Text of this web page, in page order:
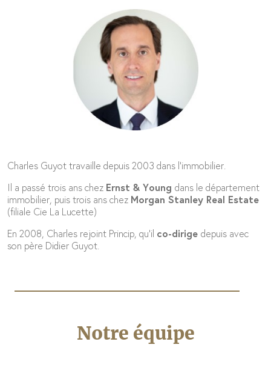
Charles Guyot travaille depuis 2003 dans l’immobilier.
Il a passé trois ans chez Ernst & Young dans le département
immobilier, puis trois ans chez Morgan Stanley Real Estate
(filiale Cie La Lucette)
En 2008, Charles rejoint Princip, qu’il co-dirige depuis avec
son père Didier Guyot.
Notre équipe